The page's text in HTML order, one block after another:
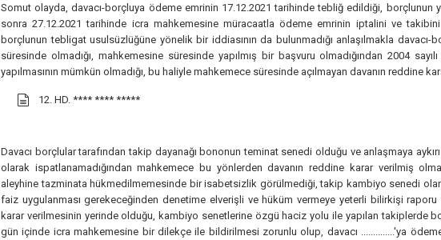
Somut olayda, davacı-borçluya ödeme emrinin 17.12.2021 tarihinde tebliğ edildiği,
sonra 27.12.2021 tarihinde icra mahkemesine müracaatla ödeme emrinin iptalini ve
borçlunun tebligat usulsüzlüğüne yönelik bir iddiasının da bulunmadığı anlaşılmakla davacı-
süresinde olmadığı, mahkemesine süresinde yapılmış bir başvuru olmadığından 2004
yapılmasının mümkün olmadığı, bu haliyle mahkemece süresinde açılmayan davanın reddine
12. HD. **** **** *****
Davacı borçlular tarafından takip dayanağı bononun teminat senedi olduğu ve anlaşmaya
olarak ispatlanamadığından mahkemece bu yönlerden davanın reddine karar verilmiş
aleyhine tazminata hükmedilmemesinde bir isabetsizlik görülmediği, takip kambiyo senedi
faiz uygulanması gerekeceğinden denetime elverişli ve hüküm vermeye yeterli bilirkişi
karar verilmesinin yerinde olduğu, kambiyo senetlerine özgü haciz yolu ile yapılan takiplerde
gün içinde icra mahkemesine bir dilekçe ile bildirilmesi zorunlu olup, davacı ..............'ya